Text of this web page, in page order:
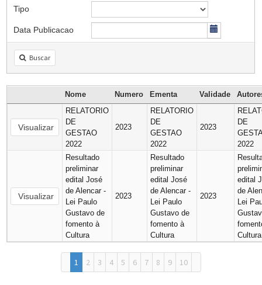
Tipo
Data Publicacao
Buscar
Nome Numero Ementa Validade
Visualizar
RELATORIO
DE
GESTAO
2022
2023
RELATORIO
DE
GESTAO
2022
2023
DE
2022
Visualizar
Resultado
preliminar
edital José
de Alencar -
Lei Paulo
Gustavo de
fomento à
Cultura
2023
Resultado
preliminar
edital José
de Alencar -
Lei Paulo
Gustavo de
fomento à
Cultura
2023
edital
de
Lei
Cultura
1 2 3 4 5 6 7 8 9 10